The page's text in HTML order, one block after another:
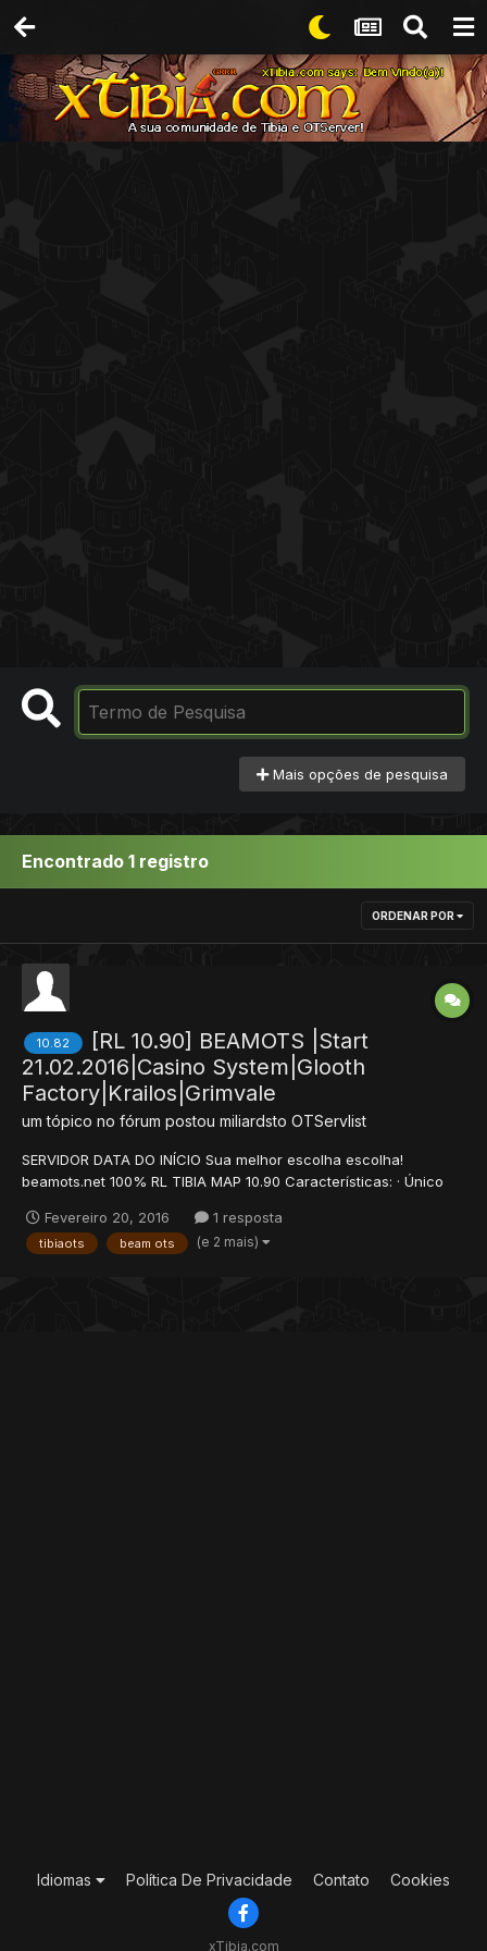
Mais opções de pesquisa
Encontrado 1 registro
ORDENAR POR
10.82
[RL 10.90] BEAMOTS |Start
21.02.2016|Casino System|Glooth
Factory|Krailos|Grimvale
um tópico no fórum postou miliardsto OTServlist
SERVIDOR DATA DO INÍCIO Sua melhor escolha escolha!
beamots.net 100% RL TIBIA MAP 10.90 Características: · Único
Grimvale, Asura Palace, Glooth Bandits, Medusa Tower,
Warzones, Noble Lions, Gray Beach, Roshamuul and mu...
Fevereiro 20, 2016 1 resposta
tibiaots beam ots (e 2 mais)
Idiomas Política De Privacidade Contato Cookies
xTibia.com